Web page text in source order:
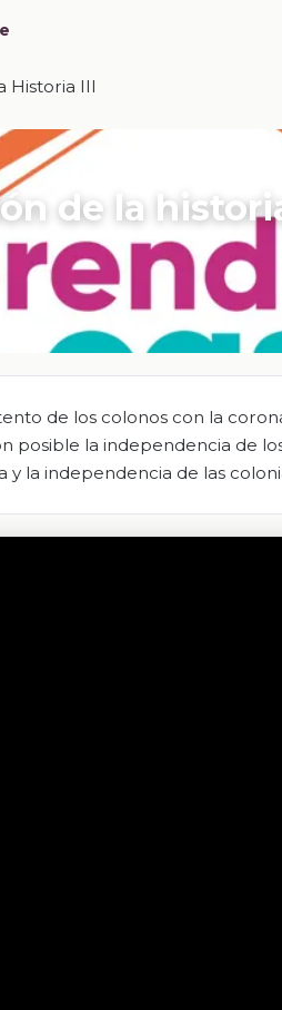
Historia III
de la
de los colonos con la
posible la independencia de
la independencia de las